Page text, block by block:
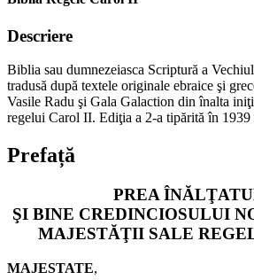
Descriere
Biblia sau dumnezeiasca Scriptură a
tradusă după textele originale ebraice şi
Vasile Radu şi Gala Galaction din înalta
regelui Carol II. Ediţia a 2-a tipărită în 1939
Prefață
PREA
ŞI BINE CREDINCIOSULUI
MAJESTĂŢII SALE
MAJESTATE,